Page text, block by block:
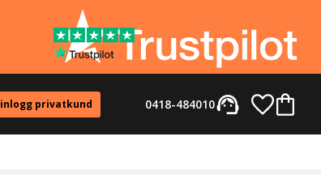
inlogg privatkund support_agent
0418-484010